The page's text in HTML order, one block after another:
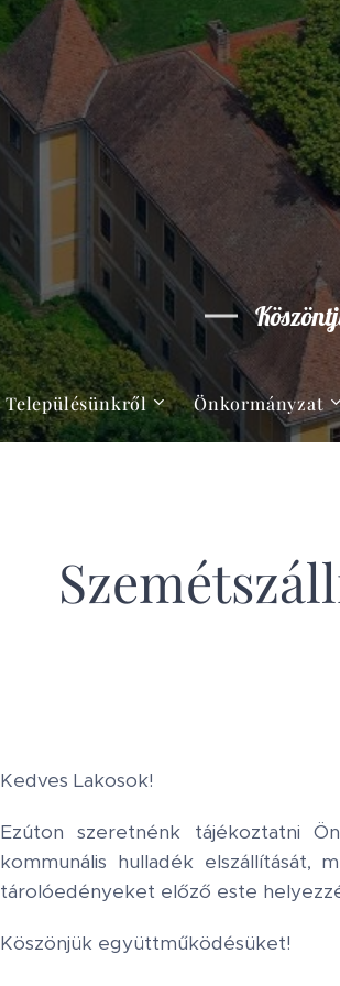
Településünkről Önkormányzat
Kedves Lakosok!
Ezúton szeretnénk tájékoztatni
kommunális hulladék
tárolóedényeket előző este
Köszönjük együttműködésüket!